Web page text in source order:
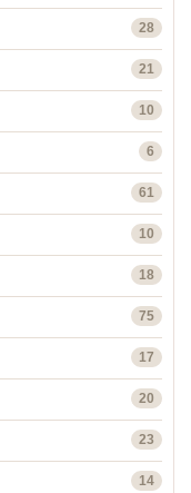
28
21
10
6
61
10
18
75
17
20
23
14